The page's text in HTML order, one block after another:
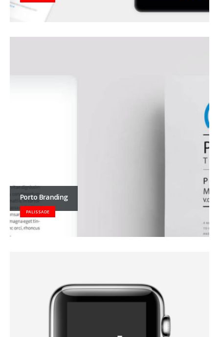
Porto Branding
PALISSADE